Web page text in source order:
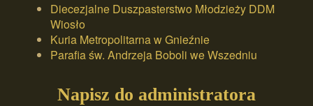
Diecezjalne Duszpasterstwo Młodzieży DDM
Wiosło
Kuria Metropolitarna w Gnieźnie
Parafia św. Andrzeja Boboli we Wszedniu
Napisz do administratora